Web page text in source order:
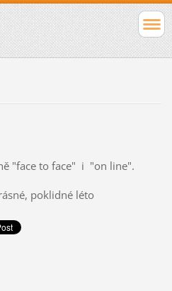
"face to face" i "on line".
poklidné léto